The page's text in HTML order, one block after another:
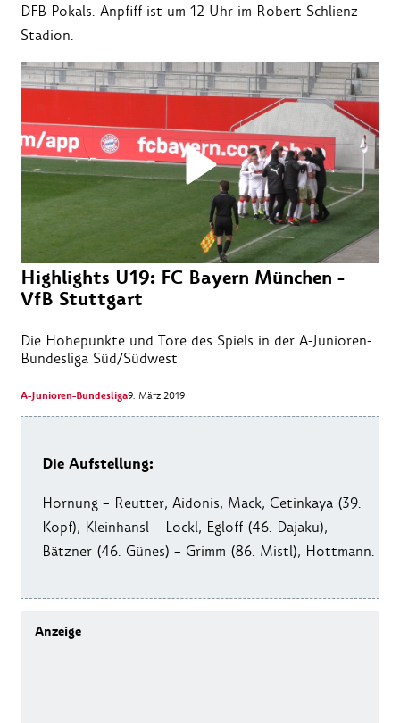
DFB-Pokals. Anpfiff ist um 12 Uhr im Robert-Schlienz-
Stadion.
Highlights U19: FC Bayern München -
VfB Stuttgart
Die Höhepunkte und Tore des Spiels in der A-Junioren-
Bundesliga Süd/Südwest
A-Junioren-Bundesliga9. März 2019
Die Aufstellung:
Hornung – Reutter, Aidonis, Mack, Cetinkaya (39.
Kopf), Kleinhansl – Lockl, Egloff (46. Dajaku),
Bätzner (46. Günes) – Grimm (86. Mistl), Hottmann.